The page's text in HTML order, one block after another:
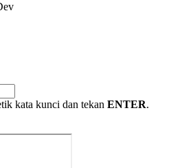
kata kunci dan tekan ENTER.